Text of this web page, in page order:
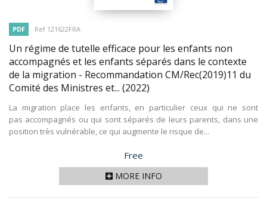
PDF Ref 121622FRA
Un régime de tutelle efficace pour les enfants non
accompagnés et les enfants séparés dans le contexte
de la migration - Recommandation CM/Rec(2019)11 du
Comité des Ministres et... (2022)
La migration place les enfants, en particulier ceux qui ne sont
pas accompagnés ou qui sont séparés de leurs parents, dans une
position très vulnérable, ce qui augmente le risque de...
Price
Free
MORE INFO